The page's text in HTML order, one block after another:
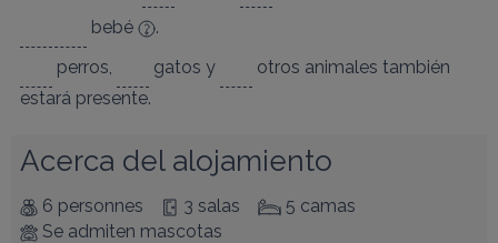
bebé
.
perros, gatos y otros animales también
estará presente.
Acerca del alojamiento
6 personnes 3 salas
5 camas
Se admiten mascotas